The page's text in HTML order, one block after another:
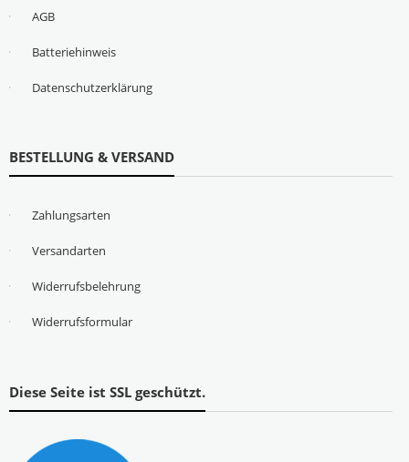
AGB
Batteriehinweis
Datenschutzerklärung
BESTELLUNG & VERSAND
Zahlungsarten
Versandarten
Widerrufsbelehrung
Widerrufsformular
Diese Seite ist SSL geschützt.